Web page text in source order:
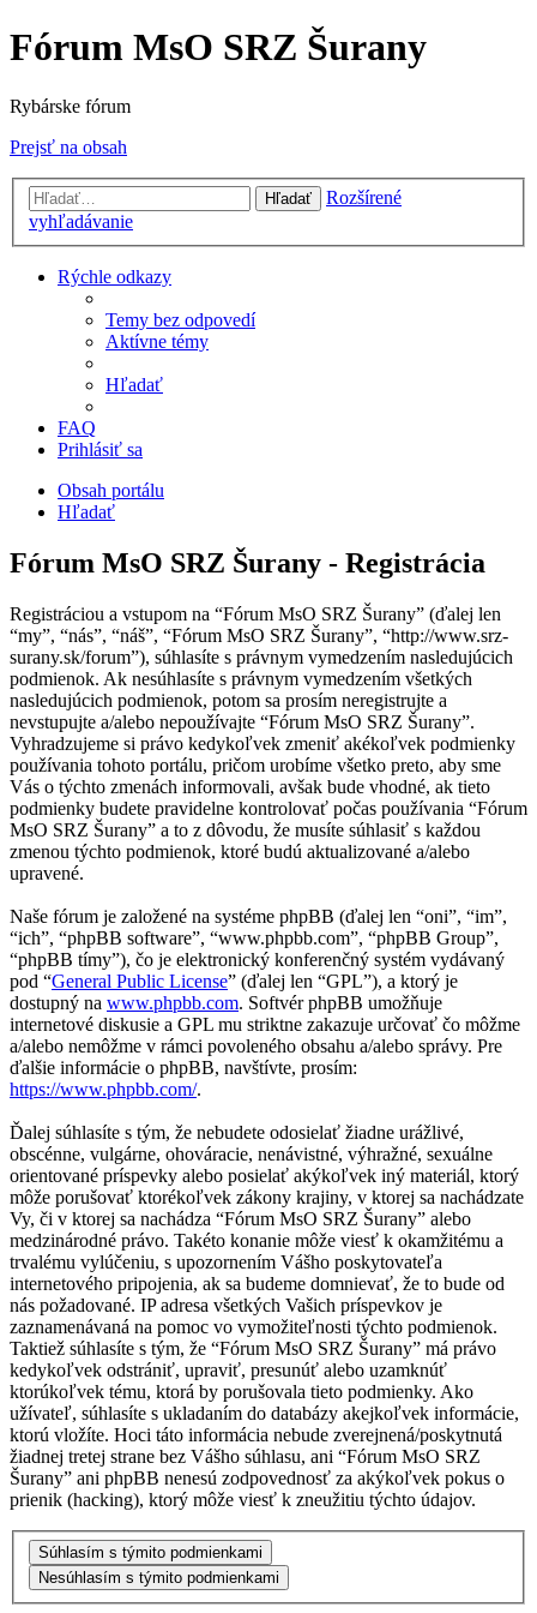
Fórum MsO SRZ Šurany
Rybárske fórum
Prejsť na obsah
Hľadať
Rozšírené
vyhľadávanie
Rýchle odkazy
Temy bez odpovedí
Aktívne témy
Hľadať
FAQ
Prihlásiť sa
Obsah portálu
Hľadať
Fórum MsO SRZ Šurany - Registrácia
Registráciou a vstupom na “Fórum MsO SRZ Šurany” (ďalej len
“my”, “nás”, “náš”, “Fórum MsO SRZ Šurany”, “http://www.srz-
surany.sk/forum”), súhlasíte s právnym vymedzením nasledujúcich
podmienok. Ak nesúhlasíte s právnym vymedzením všetkých
nasledujúcich podmienok, potom sa prosím neregistrujte a
nevstupujte a/alebo nepoužívajte “Fórum MsO SRZ Šurany”.
Vyhradzujeme si právo kedykoľvek zmeniť akékoľvek podmienky
používania tohoto portálu, pričom urobíme všetko preto, aby sme
Vás o týchto zmenách informovali, avšak bude vhodné, ak tieto
podmienky budete pravidelne kontrolovať počas používania “Fórum
MsO SRZ Šurany” a to z dôvodu, že musíte súhlasiť s každou
zmenou týchto podmienok, ktoré budú aktualizované a/alebo
upravené.
Naše fórum je založené na systéme phpBB (ďalej len “oni”, “im”,
“ich”, “phpBB software”, “www.phpbb.com”, “phpBB Group”,
“phpBB tímy”), čo je elektronický konferenčný systém vydávaný
pod “General Public License” (ďalej len “GPL”), a ktorý je
dostupný na www.phpbb.com. Softvér phpBB umožňuje
internetové diskusie a GPL mu striktne zakazuje určovať čo môžme
a/alebo nemôžme v rámci povoleného obsahu a/alebo správy. Pre
ďalšie informácie o phpBB, navštívte, prosím:
https://www.phpbb.com/.
Ďalej súhlasíte s tým, že nebudete odosielať žiadne urážlivé,
obscénne, vulgárne, ohováracie, nenávistné, výhražné, sexuálne
orientované príspevky alebo posielať akýkoľvek iný materiál, ktorý
môže porušovať ktorékoľvek zákony krajiny, v ktorej sa nachádzate
Vy, či v ktorej sa nachádza “Fórum MsO SRZ Šurany” alebo
medzinárodné právo. Takéto konanie môže viesť k okamžitému a
trvalému vylúčeniu, s upozornením Vášho poskytovateľa
internetového pripojenia, ak sa budeme domnievať, že to bude od
nás požadované. IP adresa všetkých Vašich príspevkov je
zaznamenávaná na pomoc vo vymožiteľnosti týchto podmienok.
Taktiež súhlasíte s tým, že “Fórum MsO SRZ Šurany” má právo
kedykoľvek odstrániť, upraviť, presunúť alebo uzamknúť
ktorúkoľvek tému, ktorá by porušovala tieto podmienky. Ako
užívateľ, súhlasíte s ukladaním do databázy akejkoľvek informácie,
ktorú vložíte. Hoci táto informácia nebude zverejnená/poskytnutá
žiadnej tretej strane bez Vášho súhlasu, ani “Fórum MsO SRZ
Šurany” ani phpBB nenesú zodpovednosť za akýkoľvek pokus o
prienik (hacking), ktorý môže viesť k zneužitiu týchto údajov.